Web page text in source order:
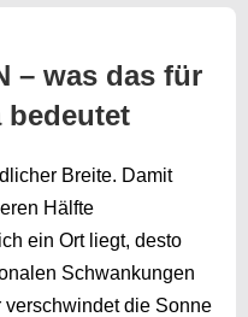
– was das für
bedeutet
Breite. Damit
Hälfte
ein Ort liegt, desto
Schwankungen
verschwindet die Sonne